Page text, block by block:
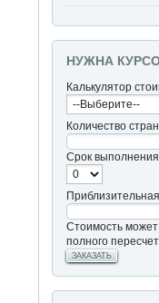
НУЖНА
Калькулятор
Количество
Срок
Стоимость
полного
ЗАКАЗАТЬ